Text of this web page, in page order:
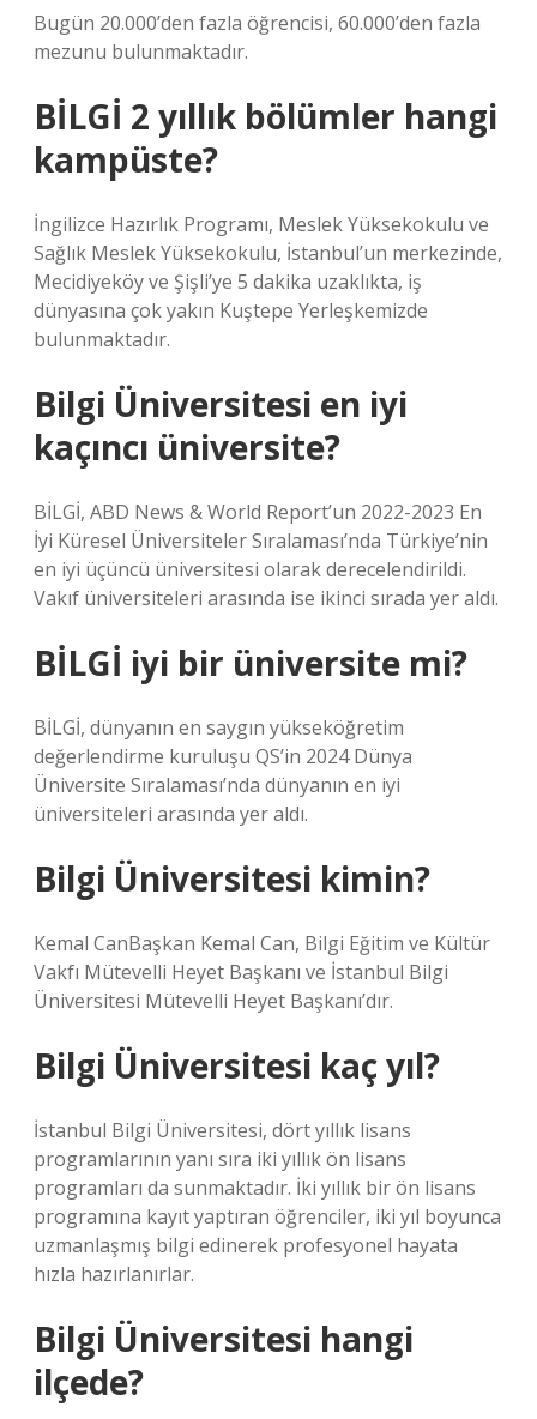
Bugün 20.000’den fazla öğrencisi, 60.000’den fazla
mezunu bulunmaktadır.
BİLGİ 2 yıllık bölümler hangi
kampüste?
İngilizce Hazırlık Programı, Meslek Yüksekokulu ve
Sağlık Meslek Yüksekokulu, İstanbul’un merkezinde,
Mecidiyeköy ve Şişli’ye 5 dakika uzaklıkta, iş
dünyasına çok yakın Kuştepe Yerleşkemizde
bulunmaktadır.
Bilgi Üniversitesi en iyi
kaçıncı üniversite?
BİLGİ, ABD News & World Report’un 2022-2023 En
İyi Küresel Üniversiteler Sıralaması’nda Türkiye’nin
en iyi üçüncü üniversitesi olarak derecelendirildi.
Vakıf üniversiteleri arasında ise ikinci sırada yer aldı.
BİLGİ iyi bir üniversite mi?
BİLGİ, dünyanın en saygın yükseköğretim
değerlendirme kuruluşu QS’in 2024 Dünya
Üniversite Sıralaması’nda dünyanın en iyi
üniversiteleri arasında yer aldı.
Bilgi Üniversitesi kimin?
Kemal CanBaşkan Kemal Can, Bilgi Eğitim ve Kültür
Vakfı Mütevelli Heyet Başkanı ve İstanbul Bilgi
Üniversitesi Mütevelli Heyet Başkanı’dır.
Bilgi Üniversitesi kaç yıl?
İstanbul Bilgi Üniversitesi, dört yıllık lisans
programlarının yanı sıra iki yıllık ön lisans
programları da sunmaktadır. İki yıllık bir ön lisans
programına kayıt yaptıran öğrenciler, iki yıl boyunca
uzmanlaşmış bilgi edinerek profesyonel hayata
hızla hazırlanırlar.
Bilgi Üniversitesi hangi
ilçede?